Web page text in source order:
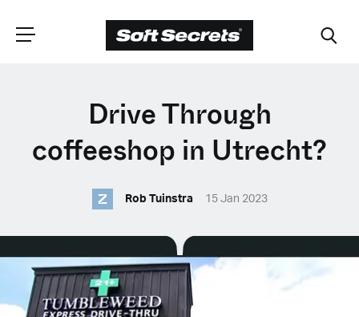
CHOOSE YOUR
LANGUAGE
English (United Kingdom)
English (United States)
Drive Through
coffeeshop in Utrecht?
Z Rob Tuinstra 15 Jan 2023